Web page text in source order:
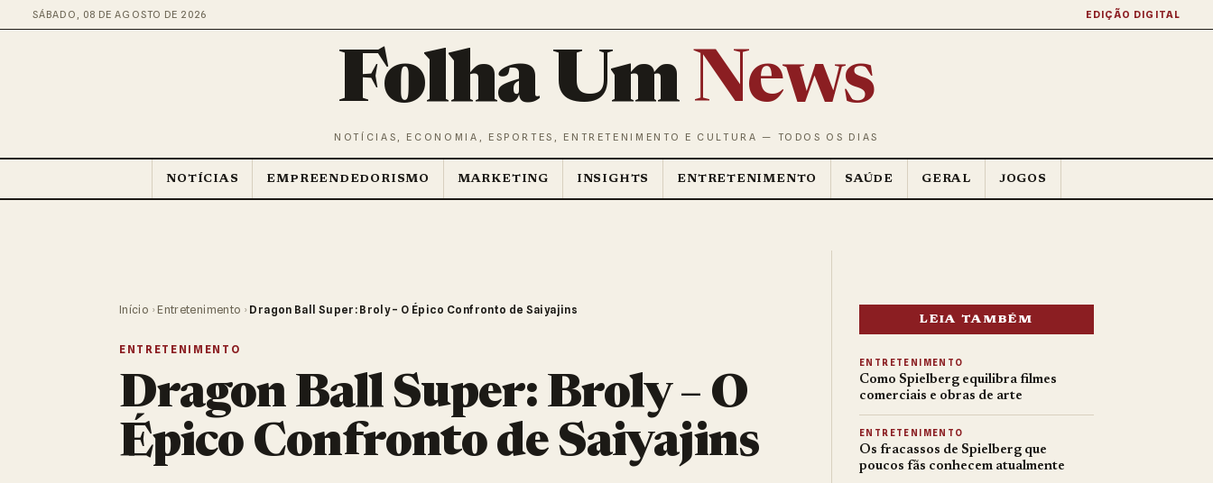
SÁBADO, 08 DE AGOSTO DE 2026 EDIÇÃO DIGITAL
Folha Um News
NOTÍCIAS, ECONOMIA, ESPORTES, ENTRETENIMENTO E CULTURA — TODOS OS DIAS
NOTÍCIAS EMPREENDEDORISMO MARKETING INSIGHTS ENTRETENIMENTO SAÚDE GERAL JOGOS
Início › Entretenimento › Dragon Ball Super: Broly – O Épico Confronto de Saiyajins
ENTRETENIMENTO
Dragon Ball Super: Broly – O
Épico Confronto de Saiyajins
LEIA TAMBÉM
ENTRETENIMENTO
Como Spielberg equilibra filmes
comerciais e obras de arte
ENTRETENIMENTO
Os fracassos de Spielberg que
poucos fãs conhecem atualmente